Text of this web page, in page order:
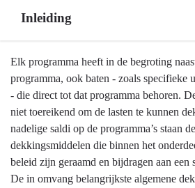
Inleiding
Terug
naar
navigatie
Algemeen
financieel
beleid
Elk programma heeft in de begroting
programma, ook baten - zoals specifieke
- die direct tot dat programma behoren.
niet toereikend om de lasten te kunnen
nadelige saldi op de programma’s staan
dekkingsmiddelen die binnen het
beleid zijn geraamd en bijdragen aan een
De in omvang belangrijkste algemene